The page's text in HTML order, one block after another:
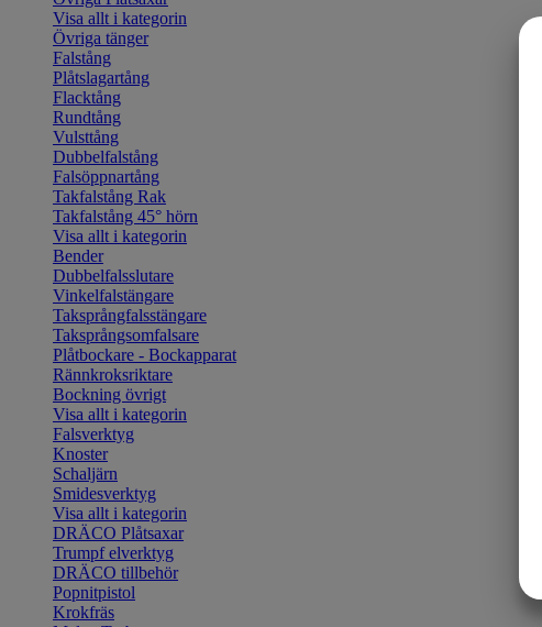
Visa allt i kategorin
Övriga tänger
Falstång
Plåtslagartång
Flacktång
Rundtång
Vulsttång
Dubbelfalstång
Falsöppnartång
Takfalstång Rak
Takfalstång 45° hörn
Visa allt i kategorin
Bender
Dubbelfalsslutare
Vinkelfalstängare
Taksprångfalsstängare
Taksprångsomfalsare
Plåtbockare - Bockapparat
Rännkroksriktare
Bockning övrigt
Visa allt i kategorin
Falsverktyg
Knoster
Schaljärn
Smidesverktyg
Visa allt i kategorin
DRÄCO Plåtsaxar
Trumpf elverktyg
DRÄCO tillbehör
Popnitpistol
Krokfräs